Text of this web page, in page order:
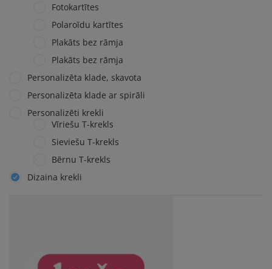
Fotokartītes
Polaroīdu kartītes
Plakāts bez rāmja
Plakāts bez rāmja
Personalizēta klade, skavota
Personalizēta klade ar spirāli
Personalizēti krekli
Vīriešu T-krekls
Sieviešu T-krekls
Bērnu T-krekls
Dizaina krekli